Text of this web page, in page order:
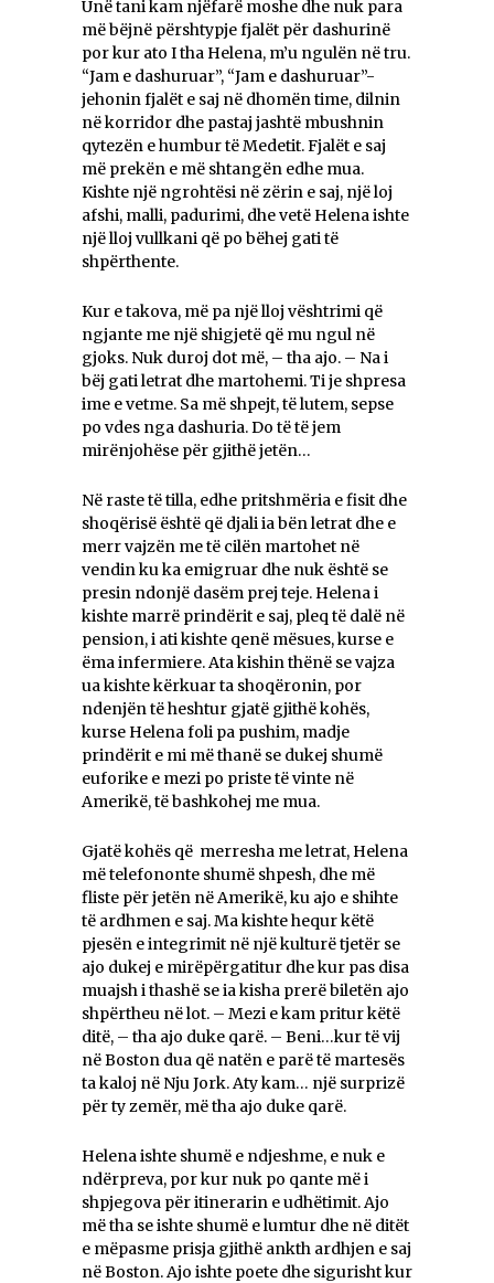
Unë tani kam njëfarë moshe dhe nuk para
më bëjnë përshtypje fjalët për dashurinë
por kur ato I tha Helena, m’u ngulën në tru.
“Jam e dashuruar”, “Jam e dashuruar”-
jehonin fjalët e saj në dhomën time, dilnin
në korridor dhe pastaj jashtë mbushnin
qytezën e humbur të Medetit. Fjalët e saj
më prekën e më shtangën edhe mua.
Kishte një ngrohtësi në zërin e saj, një loj
afshi, malli, padurimi, dhe vetë Helena ishte
një lloj vullkani që po bëhej gati të
shpërthente.
Kur e takova, më pa një lloj vështrimi që
ngjante me një shigjetë që mu ngul në
gjoks. Nuk duroj dot më, – tha ajo. – Na i
bëj gati letrat dhe martohemi. Ti je shpresa
ime e vetme. Sa më shpejt, të lutem, sepse
po vdes nga dashuria. Do të të jem
mirënjohëse për gjithë jetën…
Në raste të tilla, edhe pritshmëria e fisit dhe
shoqërisë është që djali ia bën letrat dhe e
merr vajzën me të cilën martohet në
vendin ku ka emigruar dhe nuk është se
presin ndonjë dasëm prej teje. Helena i
kishte marrë prindërit e saj, pleq të dalë në
pension, i ati kishte qenë mësues, kurse e
ëma infermiere. Ata kishin thënë se vajza
ua kishte kërkuar ta shoqëronin, por
ndenjën të heshtur gjatë gjithë kohës,
kurse Helena foli pa pushim, madje
prindërit e mi më thanë se dukej shumë
euforike e mezi po priste të vinte në
Amerikë, të bashkohej me mua.
Gjatë kohës që merresha me letrat, Helena
më telefononte shumë shpesh, dhe më
fliste për jetën në Amerikë, ku ajo e shihte
të ardhmen e saj. Ma kishte hequr këtë
pjesën e integrimit në një kulturë tjetër se
ajo dukej e mirëpërgatitur dhe kur pas disa
muajsh i thashë se ia kisha prerë biletën ajo
shpërtheu në lot. – Mezi e kam pritur këtë
ditë, – tha ajo duke qarë. – Beni…kur të vij
në Boston dua që natën e parë të martesës
ta kaloj në Nju Jork. Aty kam… një surprizë
për ty zemër, më tha ajo duke qarë.
Helena ishte shumë e ndjeshme, e nuk e
ndërpreva, por kur nuk po qante më i
shpjegova për itinerarin e udhëtimit. Ajo
më tha se ishte shumë e lumtur dhe në ditët
e mëpasme prisja gjithë ankth ardhjen e saj
në Boston. Ajo ishte poete dhe sigurisht kur